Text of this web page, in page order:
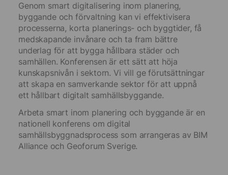
Genom smart digitalisering inom planering,
byggande och förvaltning kan vi effektivisera
processerna, korta planerings- och byggtider, få
medskapande invånare och ta fram bättre
underlag för att bygga hållbara städer och
samhällen. Konferensen är ett sätt att höja
kunskapsnivån i sektorn. Vi vill ge förutsättningar
att skapa en samverkande sektor för att uppnå
ett hållbart digitalt samhällsbyggande.
Arbeta smart inom planering och byggande är en
nationell konferens om digital
samhällsbyggnadsprocess som arrangeras av BIM
Alliance och Geoforum Sverige.